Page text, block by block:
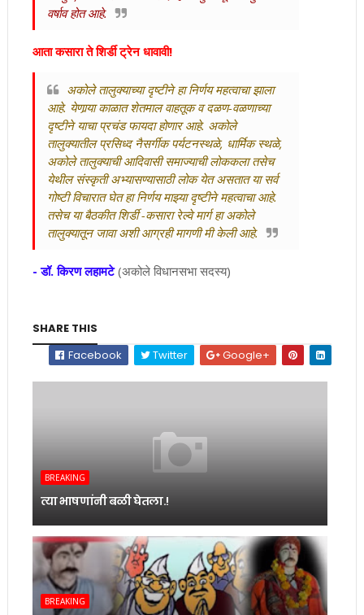
वर्षाव होत आहे.
आता कसारा ते शिर्डी ट्रेन धावावी!
अकोले तालुक्याच्या दृष्टीने हा निर्णय महत्वाचा झाला
आहे. येणार्‍या काळात शेतमाल वाहतूक व दळण-वळणाच्या
दृष्टीने याचा प्रचंड फायदा होणार आहे. अकोले
तालुक्यातील प्रसिध्द नैसर्गीक पर्यटनस्थळे, धार्मिक स्थळे,
अकोले तालुक्याची आदिवासी समाज्याची लोककला तसेच
येथील संस्कृती अभ्यासण्यासाठी लोक येत असतात या सर्व
गोष्टी विचारात घेत हा निर्णय माझ्या दृष्टीने महत्वाचा आहे.
तसेच या बैठकीत शिर्डी -कसारा रेल्वे मार्ग हा अकोले
तालुक्यातून जावा अशी आग्रही मागणी मी केली आहे.
- डॉ. किरण लहामटे(अकोले विधानसभा सदस्य)
SHARE THIS
Facebook
Twitter Google+
BREAKING
त्या भाषणांनी बळी घेतला.!
BREAKING